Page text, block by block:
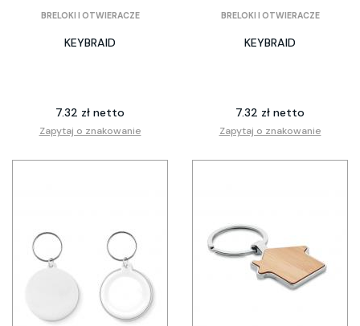
BRELOKI I OTWIERACZE
KEYBRAID
7.32 zł netto
Zapytaj o znakowanie
BRELOKI I OTWIERACZE
KEYBRAID
7.32 zł netto
Zapytaj o znakowanie